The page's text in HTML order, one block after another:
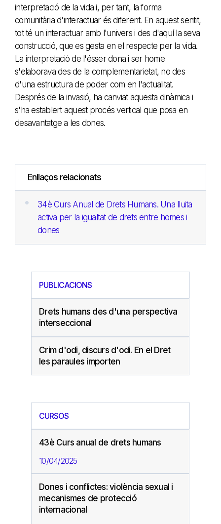
interpretació de la vida i, per tant, la forma
comunitària d'interactuar és diferent. En aquest sentit,
tot té un interactuar amb l'univers i des d'aquí la seva
construcció, que es gesta en el respecte per la vida.
La interpretació de l'ésser dona i ser home
s'elaborava des de la complementarietat, no des
d'una estructura de poder com en l'actualitat.
Després de la invasió, ha canviat aquesta dinàmica i
s'ha establert aquest procés vertical que posa en
desavantatge a les dones.
Enllaços relacionats
34è Curs Anual de Drets Humans. Una lluita
activa per la igualtat de drets entre homes i
dones
PUBLICACIONS
Drets humans des d'una perspectiva
interseccional
Crim d'odi, discurs d'odi. En el Dret
les paraules importen
CURSOS
43è Curs anual de drets humans
10/04/2025
Dones i conflictes: violència sexual i
mecanismes de protecció
internacional